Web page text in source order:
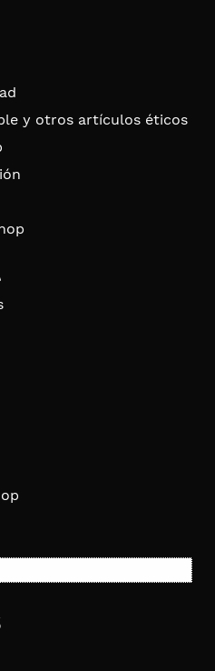
y otros artículos éticos